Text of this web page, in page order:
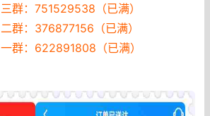
三群：751529538（已满）
二群：376877156（已满）
一群：622891808（已满）